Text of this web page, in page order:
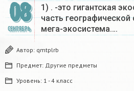
08
СЕНТЯБРЬ
1) . -это гигантская
часть
мега-экосистема….
Автор: qmtplrb
Предмет: Другие предметы
Уровень: 1 - 4 класс